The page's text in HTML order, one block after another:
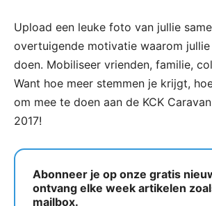
Upload een leuke foto van jullie
overtuigende motivatie waarom
doen. Mobiliseer vrienden, familie,
Want hoe meer stemmen je krijgt,
om mee te doen aan de KCK
2017!
Abonneer je op onze gratis
ontvang elke week artikelen
mailbox.